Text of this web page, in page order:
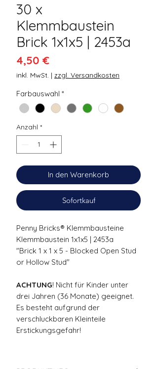
30 x
Klemmbaustein
Brick 1x1x5 | 2453a
4,50 €Preis
inkl. MwSt. | zzgl. Versandkosten
Farbauswahl *
Anzahl *
In den Warenkorb
Sofortkauf
Penny Bricks® Klemmbausteine
Klemmbaustein 1x1x5 | 2453a
"Brick 1 x 1 x 5 - Blocked Open Stud
or Hollow Stud"
ACHTUNG! Nicht für Kinder unter
drei Jahren (36 Monate) geeignet.
Es besteht aufgrund der
verschluckbaren Kleinteile
Erstickungsgefahr!